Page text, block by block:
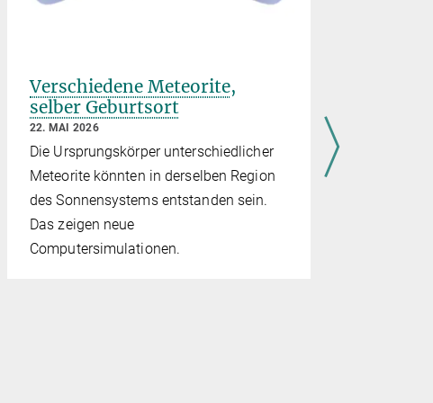
Verschiedene Meteorite,
selber Geburtsort
22. MAI 2026
Die Ursprungskörper unterschiedlicher
Meteorite könnten in derselben Region
des Sonnensystems entstanden sein.
Das zeigen neue
Computersimulationen.